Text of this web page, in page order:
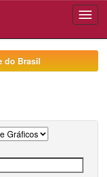
do Brasil